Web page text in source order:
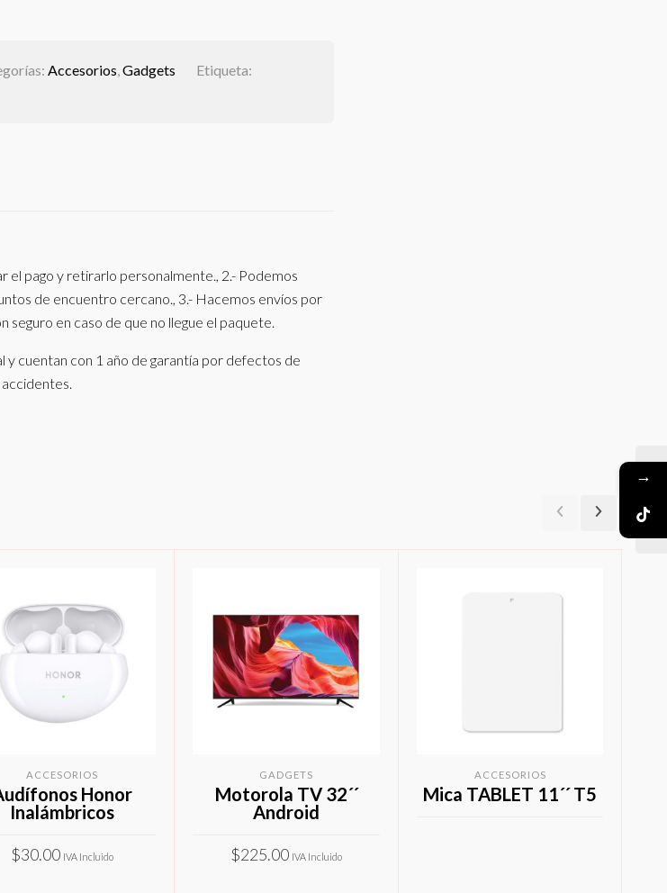
Accesorios,Gadgets
Etiqueta:
el pago y retirarlo personalmente., 2.- Podemos
de encuentro cercano., 3.- Hacemos envíos por
en caso de que no llegue el paquete.
cuentan con 1 año de garantía por defectos de
ACCESORIOS
Honor
Inalámbricos
$30.00 IVA Incluido
GADGETS
Motorola TV 32´´
Android
$225.00 IVA Incluido
ACCESORIOS
Mica TABLET 11´´ T5
→